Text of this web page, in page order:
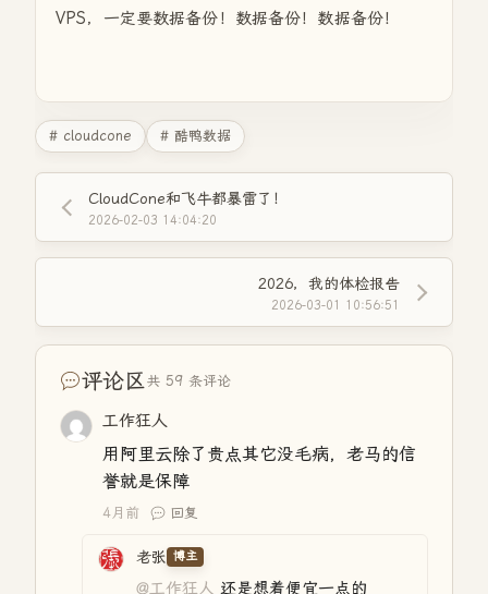
VPS，一定要数据备份！数据备份！数据备份！
# cloudcone # 酷鸭数据
CloudCone和飞牛都暴雷了！
2026-02-03 14:04:20
2026，我的体检报告
2026-03-01 10:56:51
评论区共 59 条评论
工作狂人
用阿里云除了贵点其它没毛病，老马的信
誉就是保障
4月前 回复
老张 博主
@工作狂人 还是想着便宜一点的